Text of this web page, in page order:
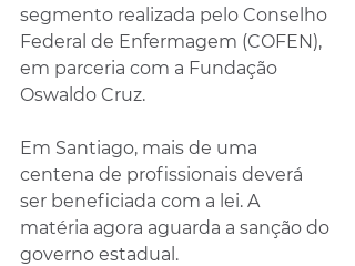
segmento realizada pelo Conselho
Federal de Enfermagem (COFEN),
em parceria com a Fundação
Oswaldo Cruz.
Em Santiago, mais de uma
centena de profissionais deverá
ser beneficiada com a lei. A
matéria agora aguarda a sanção do
governo estadual.